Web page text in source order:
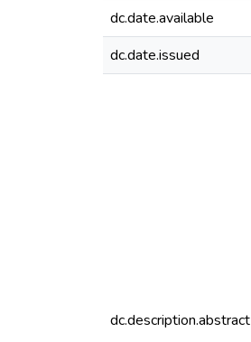
dc.date.available
dc.date.issued
dc.description.abstract